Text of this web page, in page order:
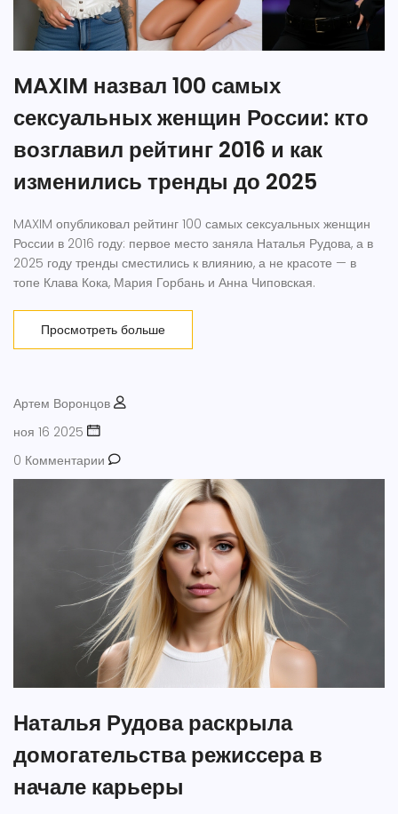
MAXIM назвал 100 самых
сексуальных женщин России: кто
возглавил рейтинг 2016 и как
изменились тренды до 2025
MAXIM опубликовал рейтинг 100 самых сексуальных женщин
России в 2016 году: первое место заняла Наталья Рудова, а в
2025 году тренды сместились к влиянию, а не красоте — в
топе Клава Кока, Мария Горбань и Анна Чиповская.
Просмотреть больше
Артем Воронцов
ноя 16 2025
0 Комментарии
Наталья Рудова раскрыла
домогательства режиссера в
начале карьеры